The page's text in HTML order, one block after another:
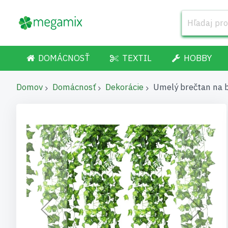
DOMÁCNOSŤ TEXTIL HOBBY
Domov Domácnosť Dekorácie Umelý brečtan na
na
koniec
galérie
obrázkov